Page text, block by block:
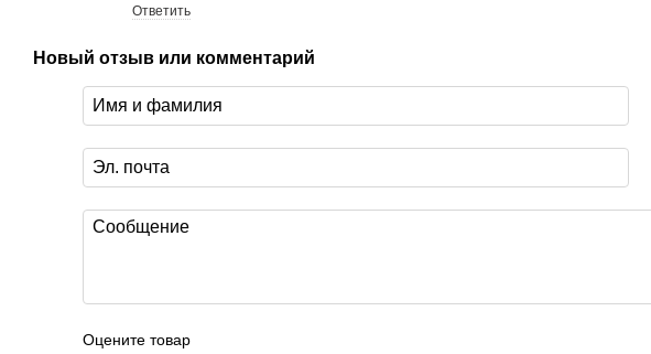
Ответить
Новый отзыв или комментарий
Оцените товар